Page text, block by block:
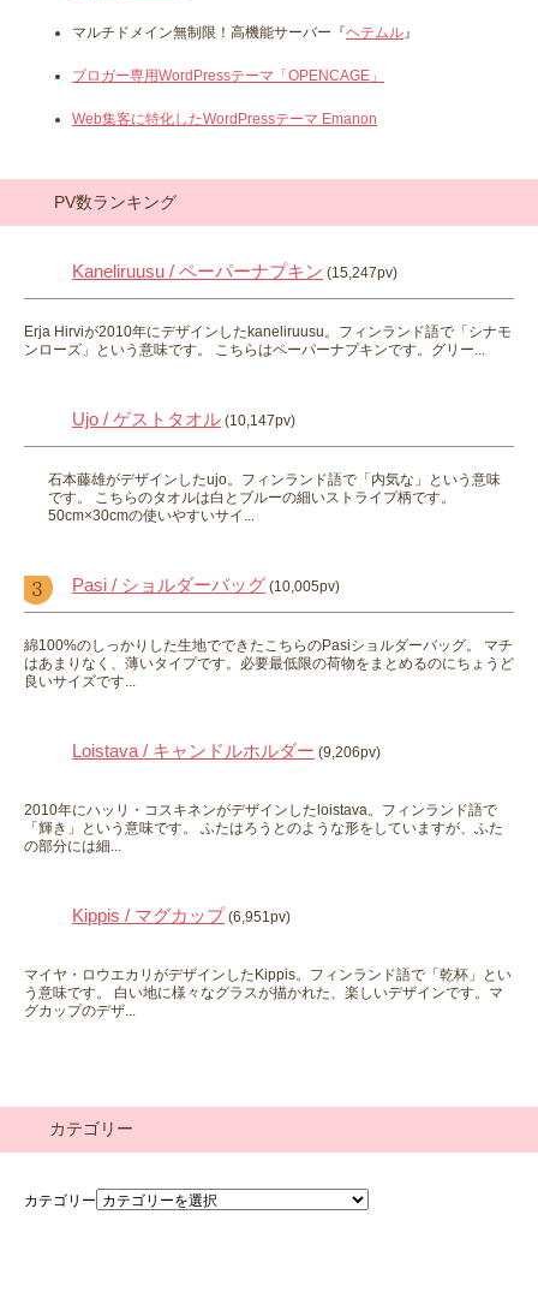
マルチドメイン無制限！高機能サーバー『ヘテムル』
ブロガー専用WordPressテーマ「OPENCAGE」
Web集客に特化したWordPressテーマ Emanon
PV数ランキング
Kaneliruusu / ペーパーナプキン (15,247pv)
Erja Hirviが2010年にデザインしたkaneliruusu。フィンランド語で「シナモ
ンローズ」という意味です。 こちらはペーパーナプキンです。グリー...
Ujo / ゲストタオル (10,147pv)
石本藤雄がデザインしたujo。フィンランド語で「内気な」という意味
です。 こちらのタオルは白とブルーの細いストライプ柄です。
50cm×30cmの使いやすいサイ...
Pasi / ショルダーバッグ (10,005pv)
綿100%のしっかりした生地でできたこちらのPasiショルダーバッグ。 マチ
はあまりなく、薄いタイプです。必要最低限の荷物をまとめるのにちょうど
良いサイズです...
Loistava / キャンドルホルダー (9,206pv)
2010年にハッリ・コスキネンがデザインしたloistava。フィンランド語で
「輝き」という意味です。 ふたはろうとのような形をしていますが、ふた
の部分には細...
Kippis / マグカップ (6,951pv)
マイヤ・ロウエカリがデザインしたKippis。フィンランド語で「乾杯」とい
う意味です。 白い地に様々なグラスが描かれた、楽しいデザインです。マ
グカップのデザ...
カテゴリー
カテゴリー